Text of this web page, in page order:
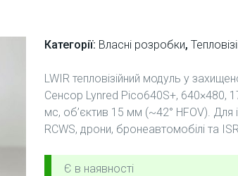
Категорії: Власні розробки,
LWIR тепловізійний модуль у
Сенсор Lynred Pico640S+, 640×480,
мс, об’єктив 15 мм (~42° HFOV). Для
RCWS, дрони, бронеавтомобілі та
Є в наявності